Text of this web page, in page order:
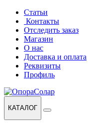
Перейти
навигации
Перейти
содержанию
Статьи
Контакты
Отследить заказ
Магазин
О нас
Доставка и оплата
Реквизиты
Профиль
КАТАЛОГ